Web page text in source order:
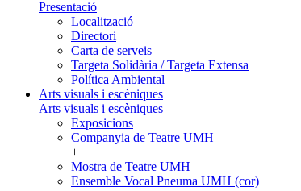
Presentació
Localització
Directori
Carta de serveis
Targeta Solidària / Targeta Extensa
Política Ambiental
Arts visuals i escèniques
Arts visuals i escèniques
Exposicions
Companyia de Teatre UMH
+
Mostra de Teatre UMH
Ensemble Vocal Pneuma UMH (cor)